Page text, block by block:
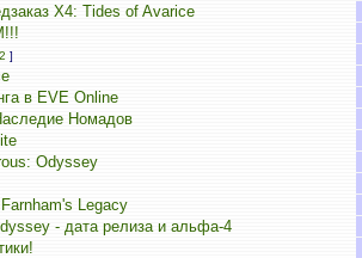
X4: Tides of Avarice
2 ]
в EVE Online
Номадов
Odyssey
Legacy
- дата релиза и альфа-4